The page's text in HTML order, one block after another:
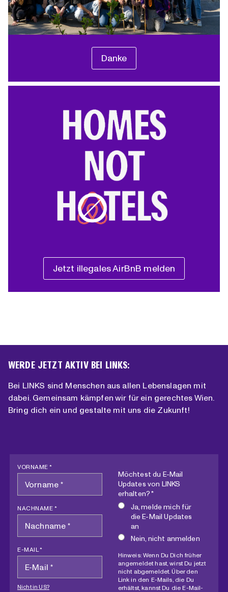
Danke
Jetzt illegales AirBnB melden
WERDE JETZT AKTIV BEI LINKS:
Bei LINKS sind Menschen aus allen Lebenslagen mit
dabei. Gemeinsam kämpfen wir für ein gerechtes Wien.
Bring dich ein und gestalte mit uns die Zukunft!
VORNAME *
NACHNAME *
E-MAIL *
Nicht inUS?
Möchtest du E-Mail
Updates von LINKS
erhalten? *
Ja, melde mich für
die E-Mail Updates
an
Nein, nicht anmelden
Hinweis: Wenn Du Dich früher
angemeldet hast, wirst Du jetzt
nicht abgemeldet. Über den
Link in den E-Mails, die Du
erhältst, kannst Du die E-Mail-